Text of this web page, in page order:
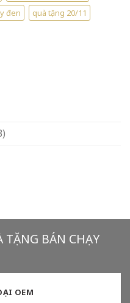
đen
quà tặng 20/11
TẶNG BÁN CHẠY
OEM